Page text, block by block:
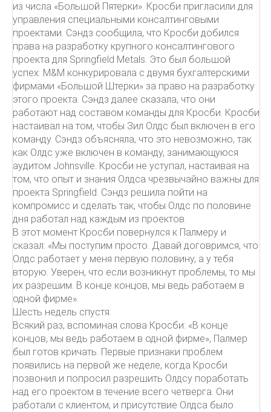
из числа «Большой Пятерки». Кросби пригласили для
управления специальными консалтинговыми
проектами. Сэндз сообщила, что Кросби добился
права на разработку крупного консалтингового
проекта для Springfield Metals. Это был большой
успех: М&М конкурировала с двумя бухгалтерскими
фирмами «Большой Штерки» за право на разработку
этого проекта. Сэндз далее сказала, что они
работают над составом команды для Кросби. Кросби
настаивал на том, чтобы Зил Олдс был включен в его
команду. Сэндз объясняла, что это невозможно, так
как Олдс уже включен в команду, занимающуюся
аудитом Johnsville. Кросби не уступал, настаивая на
том, что опыт и знания Олдса чрезвычайно важны для
проекта Springfield. Сэндз решила пойти на
компромисс и сделать так, чтобы Олдс по половине
дня работал над каждым из проектов.
В этот момент Кросби повернулся к Палмеру и
сказал: «Мы поступим просто. Давай договримся, что
Олдс работает у меня первую половину, а у тебя
вторую. Уверен, что если возникнут проблемы, то мы
их разрешим. В конце концов, мы ведь работаем в
одной фирме».
Шесть недель спустя.
Всякий раз, вспоминая слова Кросби: «В конце
концов, мы ведь работаем в одной фирме», Палмер
был готов кричать. Первые признаки проблем
появились на первой же неделе, когда Кросби
позвонил и попросил разрешить Олдсу поработать
над его проектом в течение всего четверга. Они
работали с клиентом, и присутствие Олдса было